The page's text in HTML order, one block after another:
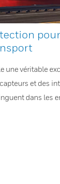
une véritable
et des
dans les